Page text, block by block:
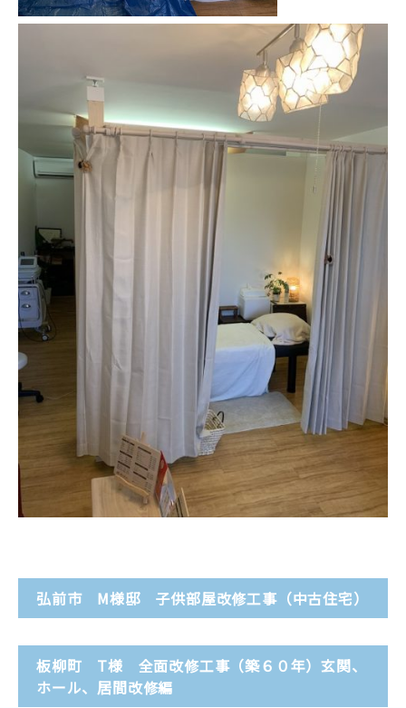
弘前市 M様邸 子供部屋改修工事（中古住宅）
板柳町 T様 全面改修工事（築６０年）玄関、
ホール、居間改修編